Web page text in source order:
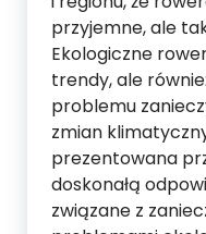
przyjemne, ale
Ekologiczne
trendy, ale
problemu
zmian
prezentowana
doskonałą
związane z